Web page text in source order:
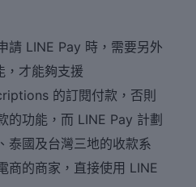
請 LINE Pay 時，需要另外
，才能夠支援
的訂閱付款，否則
的功能，而 LINE Pay 計劃
泰國及台灣三地的收款系
商的商家，直接使用 LINE